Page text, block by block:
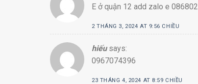
E ở quận 12 add zalo e
2 THÁNG 3, 2024 AT 9:56 CHIỀU
hiếu says:
0967074396
23 THÁNG 4, 2024 AT 8:59 CHIỀU